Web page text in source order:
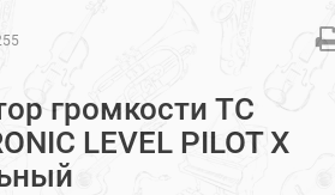
громкости TC
LEVEL PILOT X